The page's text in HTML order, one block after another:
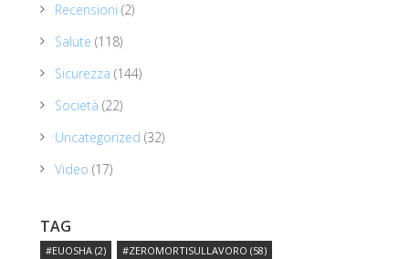
Recensioni (2)
Salute (118)
Sicurezza (144)
Società (22)
Uncategorized (32)
Video (17)
TAG
#EUOSHA (2) #ZEROMORTISULLAVORO (58)